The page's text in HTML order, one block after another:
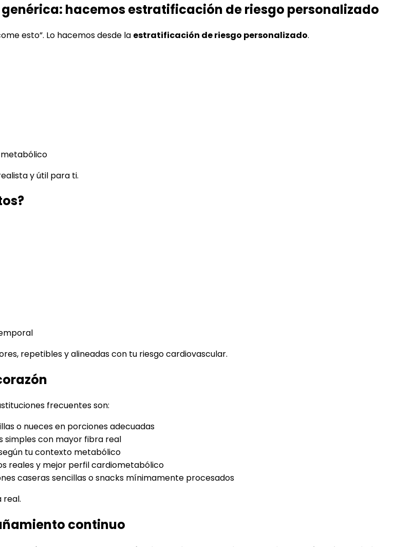
hacemos estratificación de riesgo personalizado
esto”. Lo hacemos desde la estratificación de riesgo personalizado.
y útil para ti.
repetibles y alineadas con tu riesgo cardiovascular.
frecuentes son:
o nueces en porciones adecuadas
simples con mayor fibra real
tu contexto metabólico
reales y mejor perfil cardiometabólico
caseras sencillas o snacks mínimamente procesados
real.
continuo